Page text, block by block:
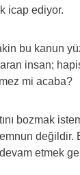
icap ediyor.
bu kanun
insan;
mi acaba?
bozmak
değildir.
etmek